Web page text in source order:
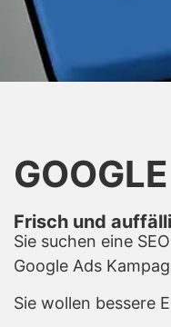
Frisch und
Sie suchen eine
Google Ads
Sie wollen bessere